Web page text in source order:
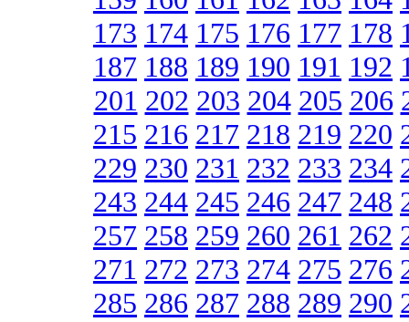
173 174 175 176 177 178
187 188 189 190 191 192
201 202 203 204 205 206
215 216 217 218 219 220
229 230 231 232 233 234
243 244 245 246 247 248
257 258 259 260 261 262
271 272 273 274 275 276
285 286 287 288 289 290